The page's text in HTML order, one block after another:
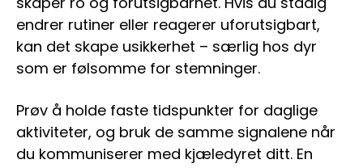
endrer rutiner eller reagerer uforutsigbart,
kan det skape usikkerhet – særlig hos dyr
som er følsomme for stemninger.
Prøv å holde faste tidspunkter for daglige
aktiviteter, og bruk de samme signalene når
du kommuniserer med kjæledyret ditt. En